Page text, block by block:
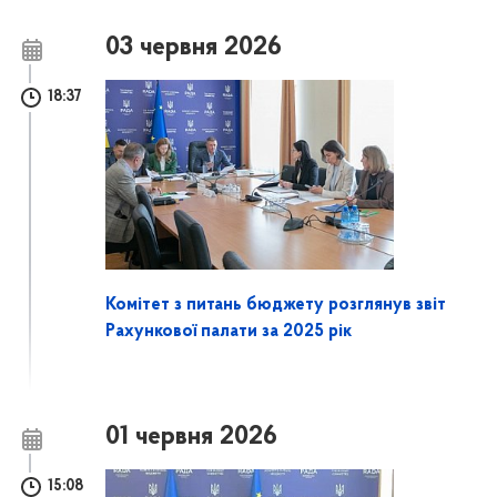
03 червня 2026
18:37
Комітет з питань бюджету розглянув звіт
Рахункової палати за 2025 рік
01 червня 2026
15:08